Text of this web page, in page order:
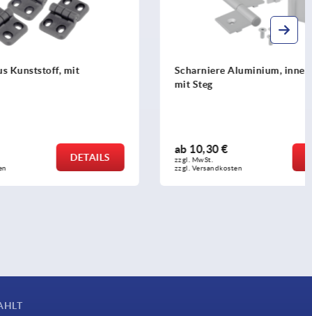
Scharniere Aluminium, innenliegend,
10,30 €
zzgl. MwSt.
zzgl. Versandkosten